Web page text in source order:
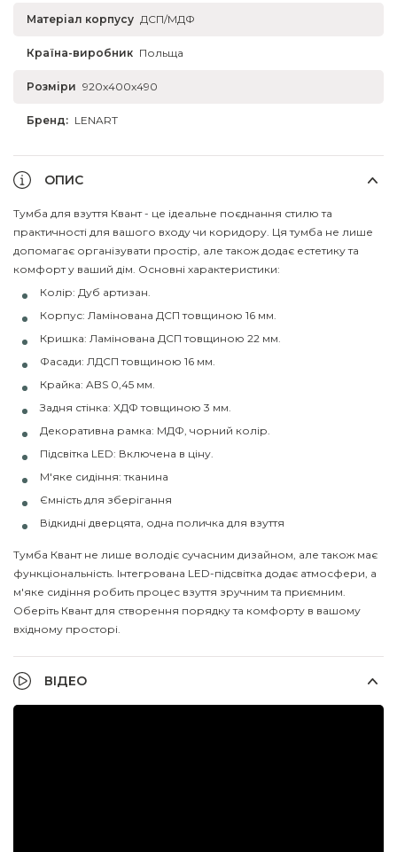
Матеріал корпусу ДСП/МДФ
Країна-виробник Польща
Розміри 920x400x490
Бренд: LENART
ОПИС
Тумба для взуття Квант - це ідеальне поєднання стилю та
практичності для вашого входу чи коридору. Ця тумба не лише
допомагає організувати простір, але також додає естетику та
комфорт у ваший дім. Основні характеристики:
Колір: Дуб артизан.
Корпус: Ламінована ДСП товщиною 16 мм.
Кришка: Ламінована ДСП товщиною 22 мм.
Фасади: ЛДСП товщиною 16 мм.
Крайка: ABS 0,45 мм.
Задня стінка: ХДФ товщиною 3 мм.
Декоративна рамка: МДФ, чорний колір.
Підсвітка LED: Включена в ціну.
М'яке сидіння: тканина
Ємність для зберігання
Відкидні дверцята, одна поличка для взуття
Тумба Квант не лише володіє сучасним дизайном, але також має
функціональність. Інтегрована LED-підсвітка додає атмосфери, а
м'яке сидіння робить процес взуття зручним та приємним.
Оберіть Квант для створення порядку та комфорту в вашому
вхідному просторі.
ВІДЕО